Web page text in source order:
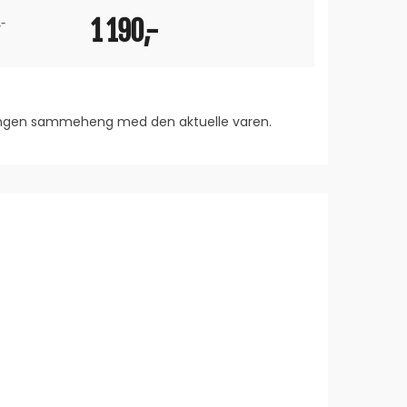
1 190,-
sammeheng med den aktuelle varen.